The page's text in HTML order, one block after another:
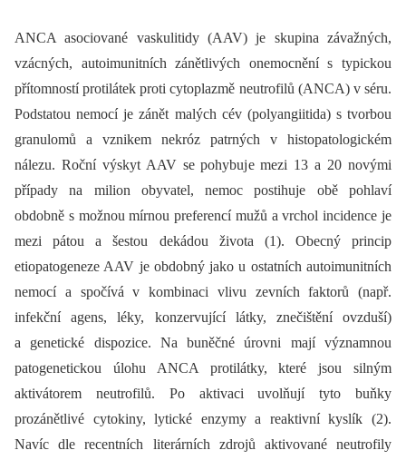
ANCA asociované vaskulitidy (AAV) je skupina závažných,
vzácných, autoimunitních zánětlivých onemocnění s typickou
přítomností protilátek proti cytoplazmě neutrofilů (ANCA) v séru.
Podstatou nemocí je zánět malých cév (polyangiitida) s tvorbou
granulomů a vznikem nekróz patrných v histopatologickém
nálezu. Roční výskyt AAV se pohybuje mezi 13 a 20 novými
případy na milion obyvatel, nemoc postihuje obě pohlaví
obdobně s možnou mírnou preferencí mužů a vrchol incidence je
mezi pátou a šestou dekádou života (1). Obecný princip
etiopatogeneze AAV je obdobný jako u ostatních autoimunitních
nemocí a spočívá v kombinaci vlivu zevních faktorů (např.
infekční agens, léky, konzervující látky, znečištění ovzduší)
a genetické dispozice. Na buněčné úrovni mají významnou
patogenetickou úlohu ANCA protilátky, které jsou silným
aktivátorem neutrofilů. Po aktivaci uvolňují tyto buňky
prozánětlivé cytokiny, lytické enzymy a reaktivní kyslík (2).
Navíc dle recentních literárních zdrojů aktivované neutrofily